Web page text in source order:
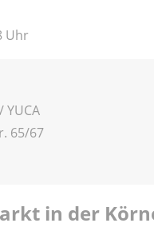
Uhr
65/67
in der